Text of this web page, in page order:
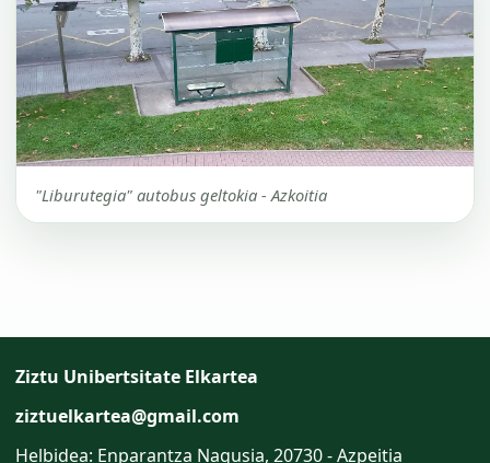
"Liburutegia" autobus geltokia - Azkoitia
Ziztu Unibertsitate Elkartea
ziztuelkartea@gmail.com
Helbidea: Enparantza Nagusia, 20730 - Azpeitia